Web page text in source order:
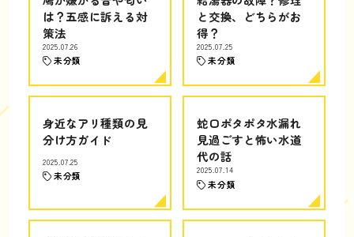
は？五感に訴える対
策法
2025.07.26
未分類
と交換、どちらがお
得？
2025.07.25
未分類
身近なアリ種類の見
分け方ガイド
2025.07.25
未分類
蛇口ポタポタ水漏れ
見過ごすと怖い水道
代の話
2025.07.14
未分類